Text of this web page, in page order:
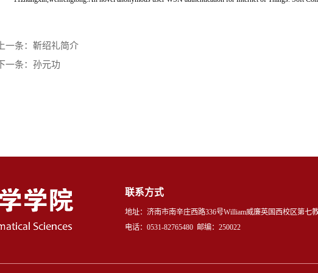
上一条： 靳绍礼简介
下一条： 孙元功
联系方式
地址：济南市南辛庄西路336号William威廉英国西校区第七
电话：0531-82765480 邮编：250022